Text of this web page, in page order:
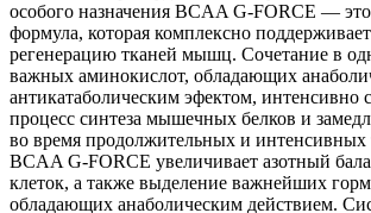
особого назначения BCAA G-FORCE —
формула, которая комплексно
регенерацию тканей мышц. Сочетание в
важных аминокислот, обладающих
антикатаболическим эфектом, интенсивно
процесс синтеза мышечных белков и
во время продолжительных и интенсивных
BCAA G-FORCE увеличивает азотный
клеток, а также выделение важнейших
обладающих анаболическим действием.